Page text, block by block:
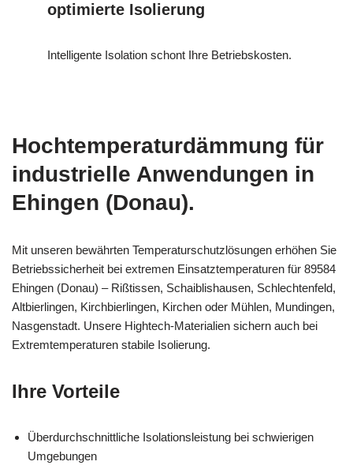
optimierte Isolierung
Intelligente Isolation schont Ihre Betriebskosten.
Hochtemperaturdämmung für
industrielle Anwendungen in
Ehingen (Donau).
Mit unseren bewährten Temperaturschutzlösungen erhöhen Sie
Betriebssicherheit bei extremen Einsatztemperaturen für 89584
Ehingen (Donau) – Rißtissen, Schaiblishausen, Schlechtenfeld,
Altbierlingen, Kirchbierlingen, Kirchen oder Mühlen, Mundingen,
Nasgenstadt. Unsere Hightech-Materialien sichern auch bei
Extremtemperaturen stabile Isolierung.
Ihre Vorteile
Überdurchschnittliche Isolationsleistung bei schwierigen
Umgebungen